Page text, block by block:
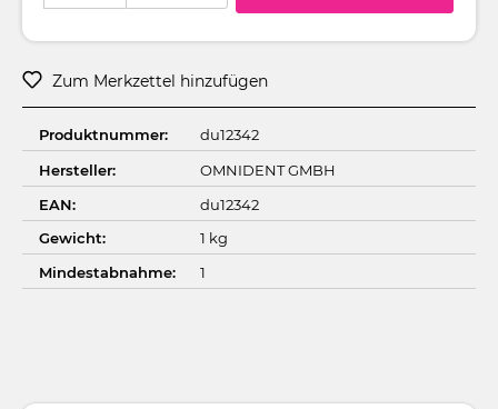
Zum Merkzettel hinzufügen
Produktnummer:
du12342
Hersteller:
OMNIDENT GMBH
EAN:
du12342
Gewicht:
1 kg
Mindestabnahme:
1